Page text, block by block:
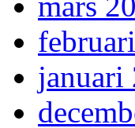
januari